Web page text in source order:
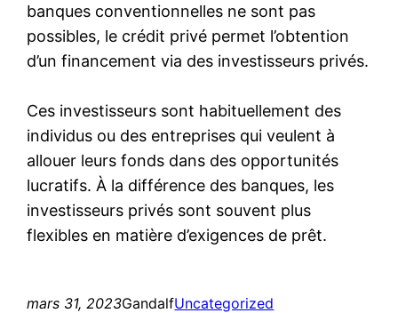
banques conventionnelles ne sont pas
possibles, le crédit privé permet l’obtention
d’un financement via des investisseurs privés.
Ces investisseurs sont habituellement des
individus ou des entreprises qui veulent à
allouer leurs fonds dans des opportunités
lucratifs. À la différence des banques, les
investisseurs privés sont souvent plus
flexibles en matière d’exigences de prêt.
mars 31, 2023GandalfUncategorized